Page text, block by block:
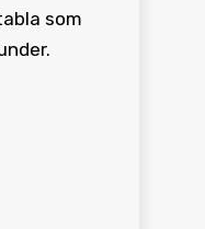
som